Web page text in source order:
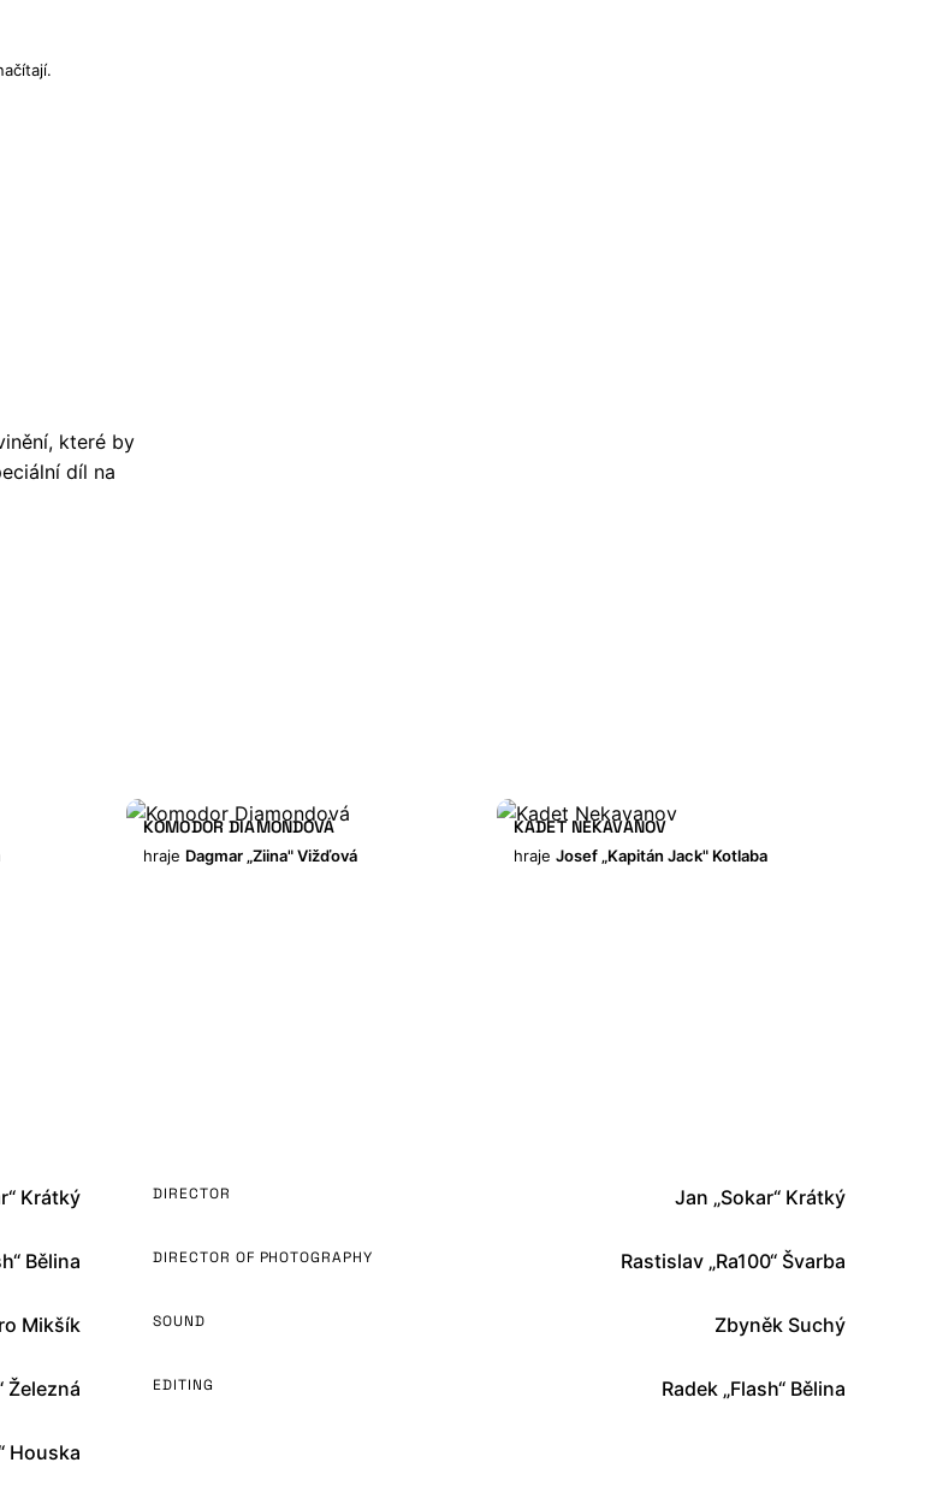
které by
díl na
KOMODOR DIAMONDOVÁ
hraje Dagmar „Ziina" Vižďová
KADET NEKAVANOV
hraje Josef „Kapitán Jack" Kotlaba
Krátký DIRECTOR Jan „Sokar“ Krátký
Bělina DIRECTOR OF PHOTOGRAPHY Rastislav „Ra100“ Švarba
Mikšík SOUND Zbyněk Suchý
Železná EDITING Radek „Flash“ Bělina
Houska